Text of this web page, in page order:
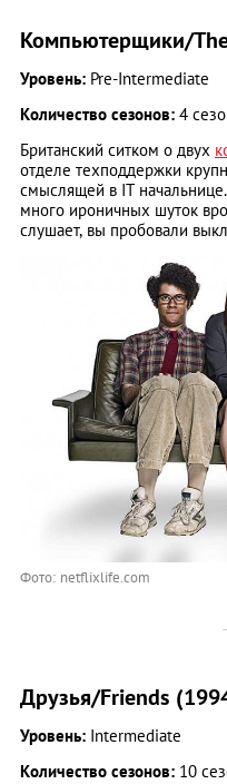
Компьютерщики/
Уровень: Pre-Intermediate
Количество сезонов: 4
Британский ситком о двух
отделе техподдержки
смыслящей в IT
много ироничных шуток
слушает, вы пробовали
Фото: netflixlife.com
Друзья/Friends
Уровень: Intermediate
Количество сезонов: 10